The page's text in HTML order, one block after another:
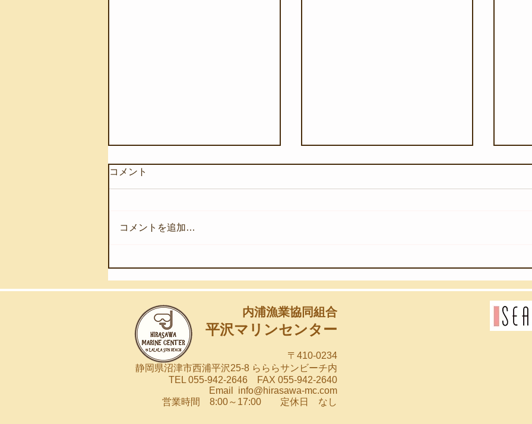
コメント
コメントを追加…
内浦漁業協同組合
平沢マリンセンター
〒410-0234
静岡県沼津市西浦平沢25-8 らららサンビーチ内
TEL 055-942-2646 FAX 055-942-2640
Email info@hirasawa-mc.com
営業時間 8:00～17:00 定休日 なし